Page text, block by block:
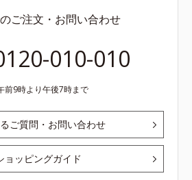
ご注文・お問い合わせ
010-010
前9時より午後7時まで
ご質問・お問い合わせ
ョッピングガイド